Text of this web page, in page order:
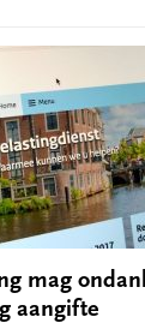
mag
aangifte